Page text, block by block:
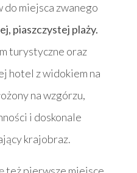
miejsca zwanego
piaszczystej plaży.
turystyczne oraz
hotel z widokiem na
na wzgórzu,
i doskonale
krajobraz.